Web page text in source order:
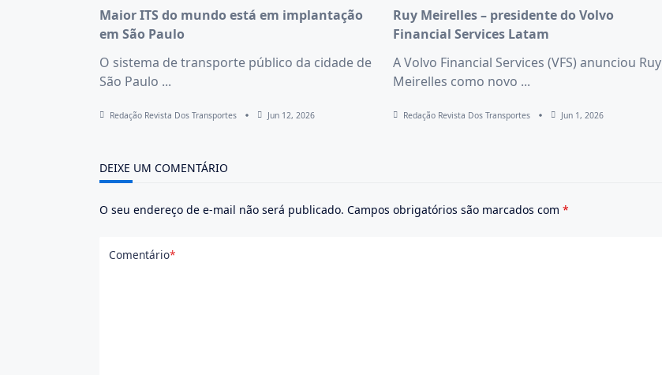
Maior ITS do mundo está em implantação
em São Paulo
O sistema de transporte público da cidade de
São Paulo ...
Redação Revista Dos Transportes Jun 12, 2026
Ruy Meirelles – presidente do Volvo
Financial Services Latam
A Volvo Financial Services (VFS) anunciou Ruy
Meirelles como novo ...
Redação Revista Dos Transportes Jun 1, 2026
DEIXE UM COMENTÁRIO
O seu endereço de e-mail não será publicado. Campos obrigatórios são marcados com *
Comentário*